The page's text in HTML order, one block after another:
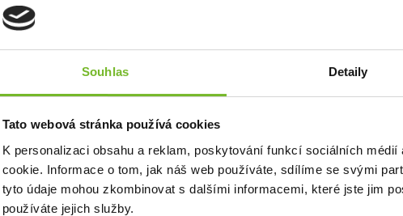
Souhlas Detaily
Tato webová stránka používá cookies
K personalizaci obsahu a reklam, poskytování funkcí sociálních
cookie. Informace o tom, jak náš web používáte, sdílíme se svými
tyto údaje mohou zkombinovat s dalšími informacemi, které jste jim
používáte jejich služby.
Broďáky se zipem Grundéns
Vector Stockingfoot Anch...